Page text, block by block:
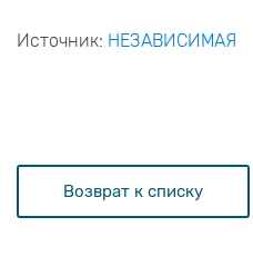
Источник: НЕЗАВИСИМАЯ
Возврат к списку